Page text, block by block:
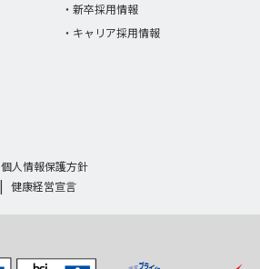
・新卒採用情報
・キャリア採用情報
個人情報保護方針
健康経営宣言